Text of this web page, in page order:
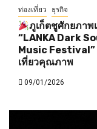
ท่องเที่ยว ธุรกิจ
ภูเก็ตชูศักยภาพ
“LANKA Dark
Music Festival”
เที่ยวคุณภาพ
09/01/2026